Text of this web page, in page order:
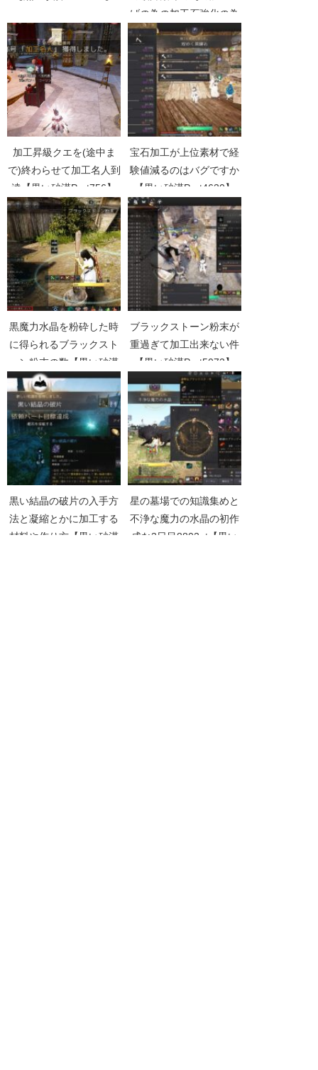
げの為の加工石強化の為
の助言集めでオアシス箱
開け【黒い砂漠
Part3669】
加工昇級クエを(途中ま
で)終わらせて加工名人到
達【黒い砂漠Part756】
宝石加工が上位素材で経
験値減るのはバグですか
【黒い砂漠Part4630】
黒魔力水晶を粉砕した時
に得られるブラックスト
ーン粉末の数【黒い砂漠
Part1217】
ブラックストーン粉末が
重過ぎて加工出来ない件
【黒い砂漠Part5073】
黒い結晶の破片の入手方
法と凝縮とかに加工する
材料や作り方【黒い砂漠
星の墓場での知識集めと
不浄な魔力の水晶の初作
成な3日目8802pt【黒い